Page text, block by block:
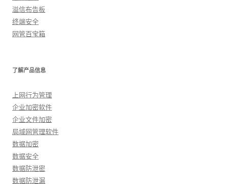
溢信布告板
终端安全
网管百宝箱
了解产品信息
上网行为管理
企业加密软件
企业文件加密
局域网管理软件
数据加密
数据安全
数据防泄密
数据防泄漏